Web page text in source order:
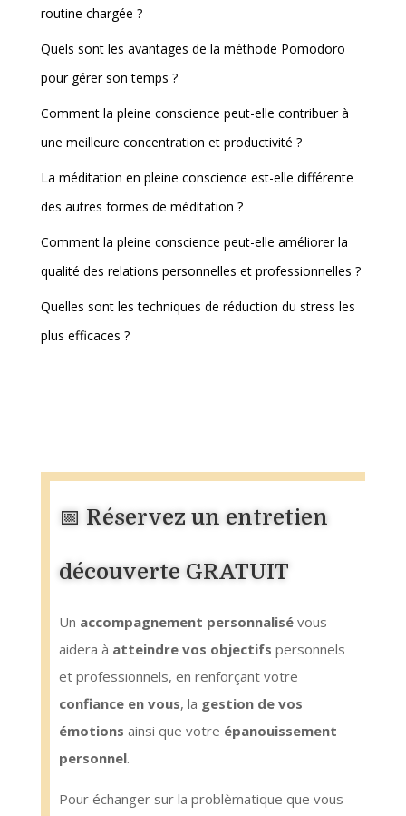
routine chargée ?
Quels sont les avantages de la méthode Pomodoro
pour gérer son temps ?
Comment la pleine conscience peut-elle contribuer à
une meilleure concentration et productivité ?
La méditation en pleine conscience est-elle différente
des autres formes de méditation ?
Comment la pleine conscience peut-elle améliorer la
qualité des relations personnelles et professionnelles ?
Quelles sont les techniques de réduction du stress les
plus efficaces ?
📅 Réservez un entretien
découverte GRATUIT
Un accompagnement personnalisévous
aidera à atteindre vos objectifs personnels
et professionnels, en renforçant votre
confiance en vous, la gestion de vos
émotions ainsi que votre épanouissement
personnel.
Pour échanger sur la problèmatique que vous